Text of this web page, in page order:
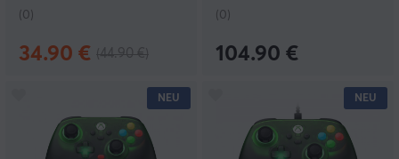
(0)
34.90 €
(0)
104.90 €
NEU NEU